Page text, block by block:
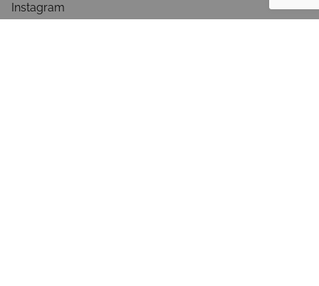
Instagram